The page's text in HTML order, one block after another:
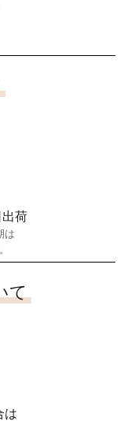
荷
は
て
は